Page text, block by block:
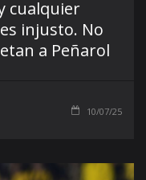
cualquier
injusto. No
a Peñarol
10/07/25